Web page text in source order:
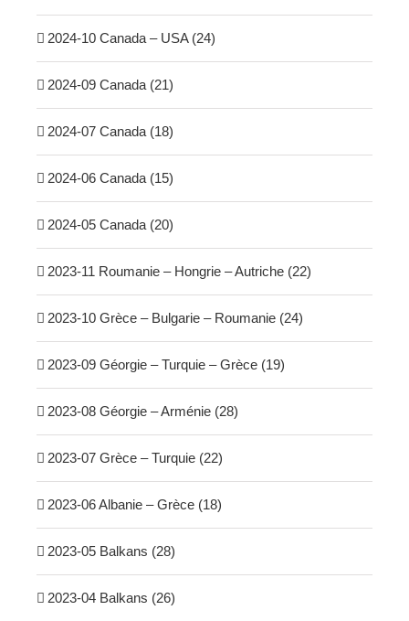
2024-10 Canada – USA (24)
2024-09 Canada (21)
2024-07 Canada (18)
2024-06 Canada (15)
2024-05 Canada (20)
2023-11 Roumanie – Hongrie – Autriche (22)
2023-10 Grèce – Bulgarie – Roumanie (24)
2023-09 Géorgie – Turquie – Grèce (19)
2023-08 Géorgie – Arménie (28)
2023-07 Grèce – Turquie (22)
2023-06 Albanie – Grèce (18)
2023-05 Balkans (28)
2023-04 Balkans (26)